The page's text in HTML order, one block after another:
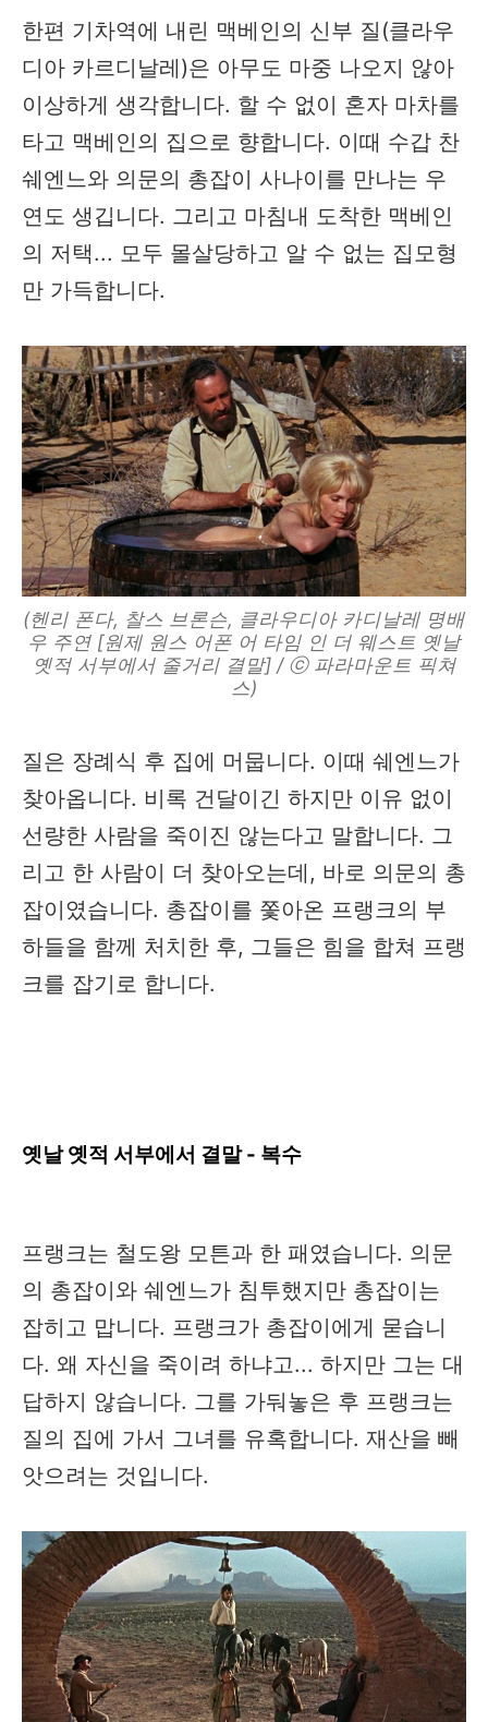
한편 기차역에 내린 맥베인의 신부 질(클라우
디아 카르디날레)은 아무도 마중 나오지 않아
이상하게 생각합니다. 할 수 없이 혼자 마차를
타고 맥베인의 집으로 향합니다. 이때 수갑 찬
쉐엔느와 의문의 총잡이 사나이를 만나는 우
연도 생깁니다. 그리고 마침내 도착한 맥베인
의 저택... 모두 몰살당하고 알 수 없는 집모형
만 가득합니다.
(헨리 폰다, 찰스 브론슨, 클라우디아 카디날레 명배
우 주연 [원제 원스 어폰 어 타임 인 더 웨스트 옛날
옛적 서부에서 줄거리 결말] / ⓒ 파라마운트 픽쳐
스)
질은 장례식 후 집에 머뭅니다. 이때 쉐엔느가
찾아옵니다. 비록 건달이긴 하지만 이유 없이
선량한 사람을 죽이진 않는다고 말합니다. 그
리고 한 사람이 더 찾아오는데, 바로 의문의 총
잡이였습니다. 총잡이를 쫓아온 프랭크의 부
하들을 함께 처치한 후, 그들은 힘을 합쳐 프랭
크를 잡기로 합니다.
옛날 옛적 서부에서 결말 - 복수
프랭크는 철도왕 모튼과 한 패였습니다. 의문
의 총잡이와 쉐엔느가 침투했지만 총잡이는
잡히고 맙니다. 프랭크가 총잡이에게 묻습니
다. 왜 자신을 죽이려 하냐고... 하지만 그는 대
답하지 않습니다. 그를 가둬놓은 후 프랭크는
질의 집에 가서 그녀를 유혹합니다. 재산을 빼
앗으려는 것입니다.